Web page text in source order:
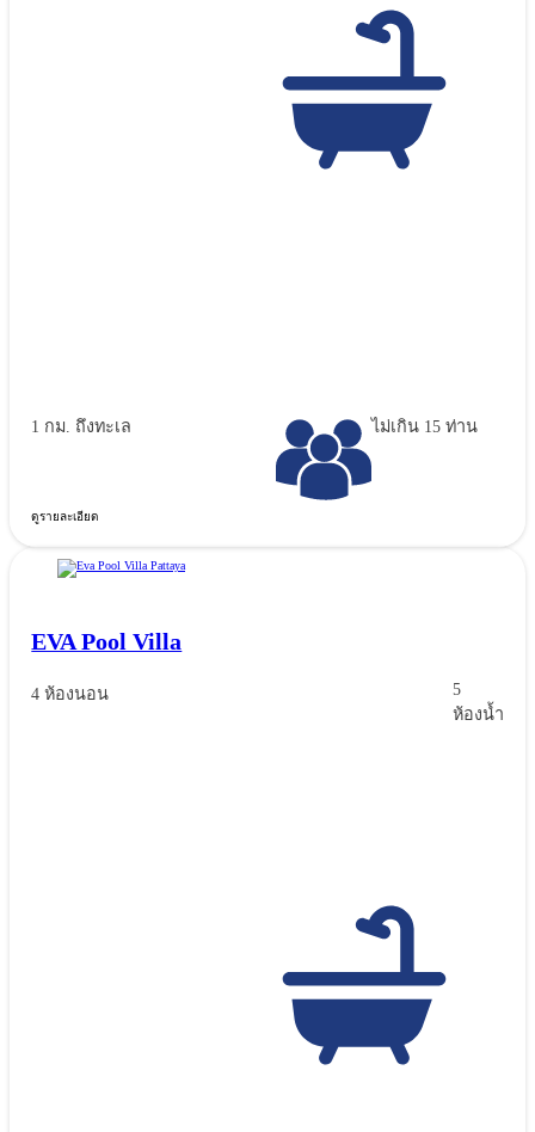
1 กม. ถึงทะเล ไม่เกิน 15 ท่าน
ดูรายละเอียด
EVA Pool Villa
4 ห้องนอน
5
ห้องน้ำ